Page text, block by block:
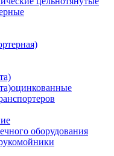
оборудования